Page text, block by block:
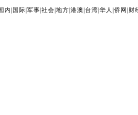
内 国际 军事 社会 地方 港澳 台湾 华人 侨网 财